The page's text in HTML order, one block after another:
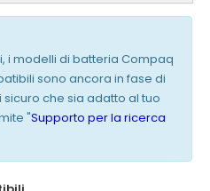
i modelli di batteria Compaq
sono ancora in fase di
che sia adatto al tuo
"Supporto per la ricerca